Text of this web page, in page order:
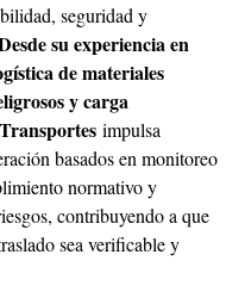
seguridad y
su experiencia en
de materiales
y carga
impulsa
basados en monitoreo
normativo y
contribuyendo a que
sea verificable y